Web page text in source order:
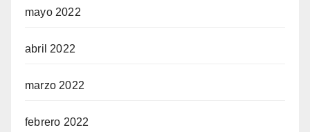
mayo 2022
abril 2022
marzo 2022
febrero 2022